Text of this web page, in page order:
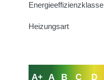
Energieeffizienzklasse
Heizungsart
A+ A B C D